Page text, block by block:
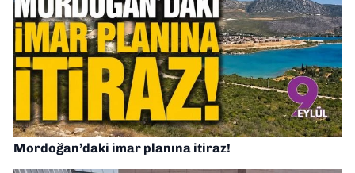
Mordoğan’daki imar planına itiraz!